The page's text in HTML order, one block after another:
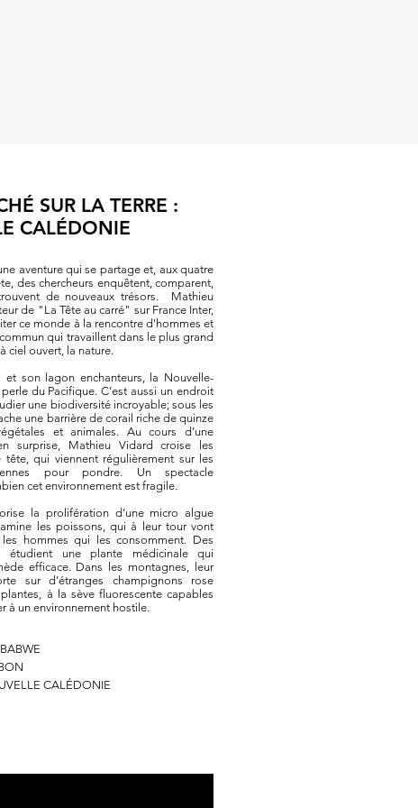
SUR LA TERRE :
CALÉDONIE
aventure qui se partage et, aux quatre
des chercheurs enquêtent, comparent,
de nouveaux trésors. Mathieu
de "La Tête au carré" sur France Inter,
ce monde à la rencontre d'hommes et
qui travaillent dans le plus grand
ciel ouvert, la nature.
et son lagon enchanteurs, la Nouvelle-
du Pacifique. C’est aussi un endroit
une biodiversité incroyable; sous les
une barrière de corail riche de quinze
et animales. Au cours d’une
surprise, Mathieu Vidard croise les
qui viennent régulièrement sur les
pour pondre. Un spectacle
cet environnement est fragile.
la prolifération d’une micro algue
les poissons, qui à leur tour vont
hommes qui les consomment. Des
étudient une plante médicinale qui
efficace. Dans les montagnes, leur
sur d’étranges champignons rose
à la sève fluorescente capables
à un environnement hostile.
CALÉDONIE